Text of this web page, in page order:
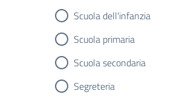
Scuola dell'infanzia
Scuola primaria
Scuola secondaria
Segreteria